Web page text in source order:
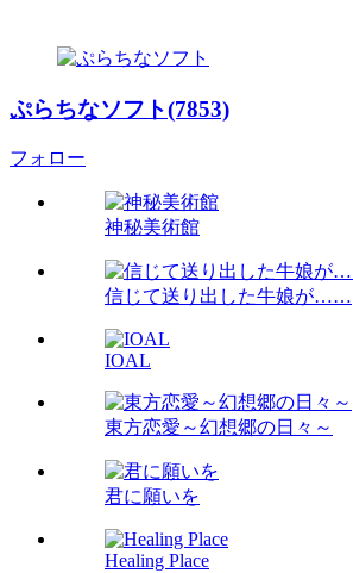
ぷらちなソフト(7853)
フォロー
神秘美術館
信じて送り出した牛娘が……
IOAL
東方恋愛～幻想郷の日々～
君に願いを
Healing Place